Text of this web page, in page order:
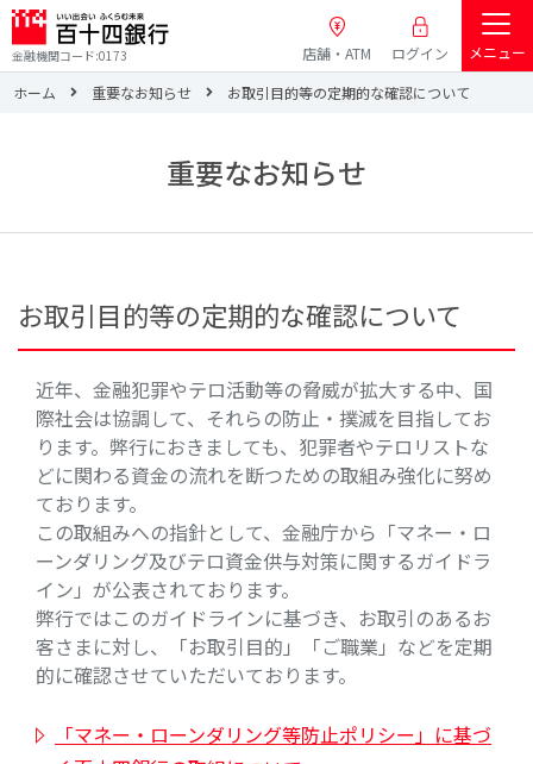
金融機関コード:0173 店舗・ATM ログイン
メニュー
ホーム
重要なお知らせ お取引目的等の定期的な確認について
重要なお知らせ
お取引目的等の定期的な確認について
近年、金融犯罪やテロ活動等の脅威が拡大する中、国
際社会は協調して、それらの防止・撲滅を目指してお
ります。弊行におきましても、犯罪者やテロリストな
どに関わる資金の流れを断つための取組み強化に努め
ております。
この取組みへの指針として、金融庁から「マネー・ロ
ーンダリング及びテロ資金供与対策に関するガイドラ
イン」が公表されております。
弊行ではこのガイドラインに基づき、お取引のあるお
客さまに対し、「お取引目的」「ご職業」などを定期
的に確認させていただいております。
「マネー・ローンダリング等防止ポリシー」に基づ